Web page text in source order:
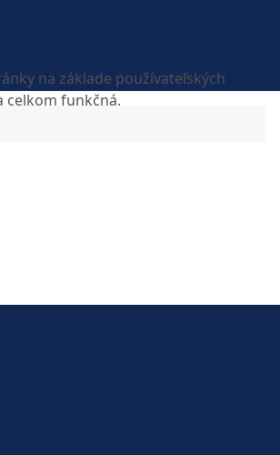
na základe používateľských
celkom funkčná.